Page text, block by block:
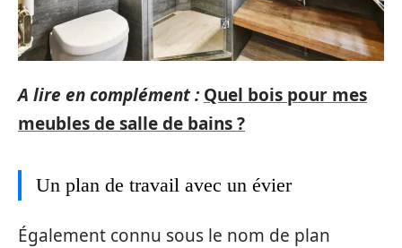
A lire en complément : Quel bois pour mes
meubles de salle de bains ?
Un plan de travail avec un évier
Également connu sous le nom de plan